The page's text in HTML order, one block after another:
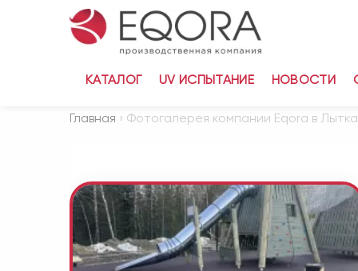
КАТАЛОГ UV ИСПЫТАНИЕ НОВОСТИ
Главная › Фотогалерея компании Eqora в